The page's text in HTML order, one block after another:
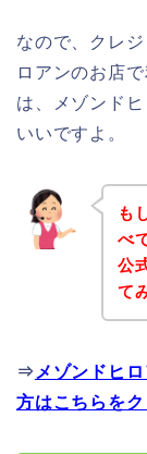
なので、クレ
ロアンのお店
は、メゾンド
いいですよ。
も
べ
公
て
⇒ メゾンドヒ
方はこちらをク